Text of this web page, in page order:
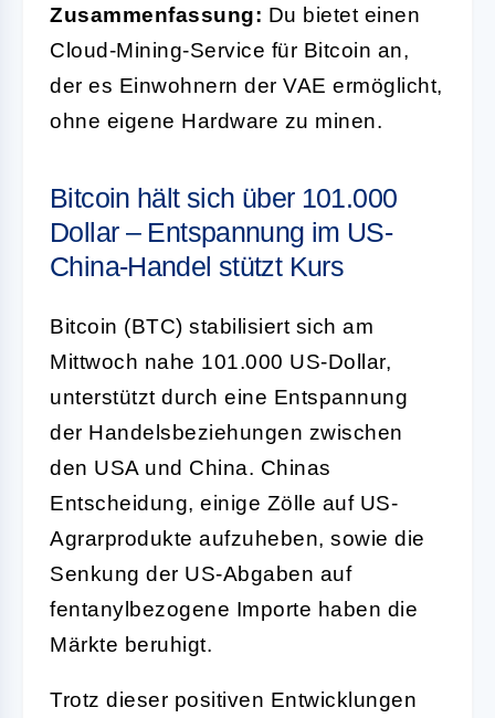
Zusammenfassung: Du bietet einen
Cloud-Mining-Service für Bitcoin an,
der es Einwohnern der VAE ermöglicht,
ohne eigene Hardware zu minen.
Bitcoin hält sich über 101.000
Dollar – Entspannung im US-
China-Handel stützt Kurs
Bitcoin (BTC) stabilisiert sich am
Mittwoch nahe 101.000 US-Dollar,
unterstützt durch eine Entspannung
der Handelsbeziehungen zwischen
den USA und China. Chinas
Entscheidung, einige Zölle auf US-
Agrarprodukte aufzuheben, sowie die
Senkung der US-Abgaben auf
fentanylbezogene Importe haben die
Märkte beruhigt.
Trotz dieser positiven Entwicklungen